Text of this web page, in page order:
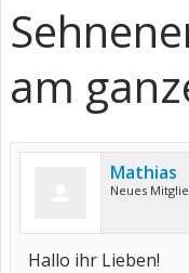
am
Mathias
Neues
Hallo ihr Lieben!